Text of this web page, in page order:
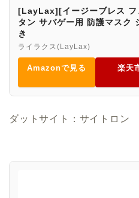
[LayLax][イージーブレス
タン サバゲー用 防護マスク
き
ライラクス(LayLax)
Amazonで見る 楽天
ダットサイト：サイトロン